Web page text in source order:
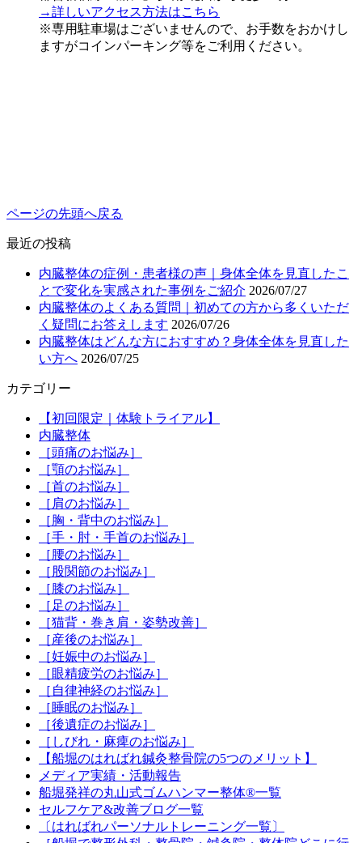
→詳しいアクセス方法はこちら
※専用駐車場はございませんので、お手数をおかけし
ますがコインパーキング等をご利用ください。
ページの先頭へ戻る
最近の投稿
内臓整体の症例・患者様の声｜身体全体を見直したこ
とで変化を実感された事例をご紹介 2026/07/27
内臓整体のよくある質問｜初めての方から多くいただ
く疑問にお答えします 2026/07/26
内臓整体はどんな方におすすめ？身体全体を見直した
い方へ 2026/07/25
カテゴリー
【初回限定｜体験トライアル】
内臓整体
［頭痛のお悩み］
［顎のお悩み］
［首のお悩み］
［肩のお悩み］
［胸・背中のお悩み］
［手・肘・手首のお悩み］
［腰のお悩み］
［股関節のお悩み］
［膝のお悩み］
［足のお悩み］
［猫背・巻き肩・姿勢改善］
［産後のお悩み］
［妊娠中のお悩み］
［眼精疲労のお悩み］
［自律神経のお悩み］
［睡眠のお悩み］
［後遺症のお悩み］
［しびれ・麻痺のお悩み］
【船堀のはればれ鍼灸整骨院の5つのメリット】
メディア実績・活動報告
船堀発祥の丸山式ゴムハンマー整体®︎一覧
セルフケア&改善ブログ一覧
〔はればれパーソナルトレーニング一覧〕